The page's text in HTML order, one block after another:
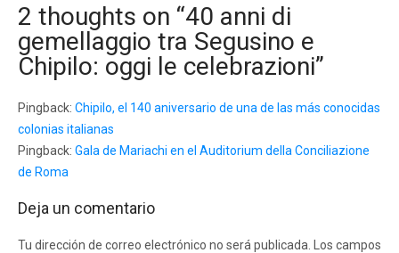
2 thoughts on “40 anni di
gemellaggio tra Segusino e
Chipilo: oggi le celebrazioni”
Pingback: Chipilo, el 140 aniversario de una de las más conocidas
colonias italianas
Pingback: Gala de Mariachi en el Auditorium della Conciliazione
de Roma
Deja un comentario
Tu dirección de correo electrónico no será publicada.
Los campos